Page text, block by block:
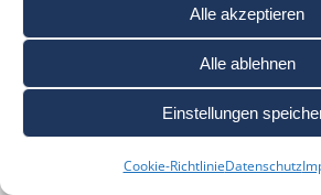
Alle akzeptieren
Alle ablehnen
Einstellungen
Cookie-RichtlinieDatenschutz
MOTIVTIPP FÜR
USA: SLEEPY HOLLOW – WO
GESCHICHTEN ERZÄHLT
27. Oktober 2025